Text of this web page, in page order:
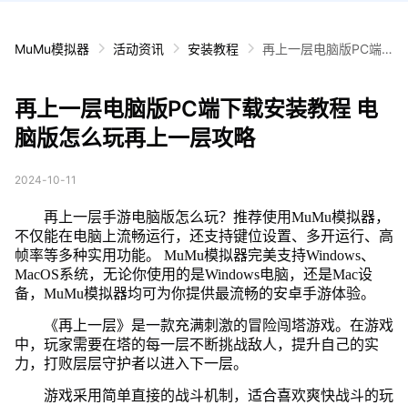
MuMu模拟器 活动资讯 安装教程
再上一层电脑版PC端
再上一层电脑版PC端下载安装教程 电
脑版怎么玩再上一层攻略
2024-10-11
再上一层手游电脑版怎么玩？推荐使用MuMu模拟器，
不仅能在电脑上流畅运行，还支持键位设置、多开运行、高
帧率等多种实用功能。 MuMu模拟器完美支持Windows、
MacOS系统，无论你使用的是Windows电脑，还是Mac设
备，MuMu模拟器均可为你提供最流畅的安卓手游体验。
《再上一层》是一款充满刺激的冒险闯塔游戏。在游戏
中，玩家需要在塔的每一层不断挑战敌人，提升自己的实
力，打败层层守护者以进入下一层。
游戏采用简单直接的战斗机制，适合喜欢爽快战斗的玩